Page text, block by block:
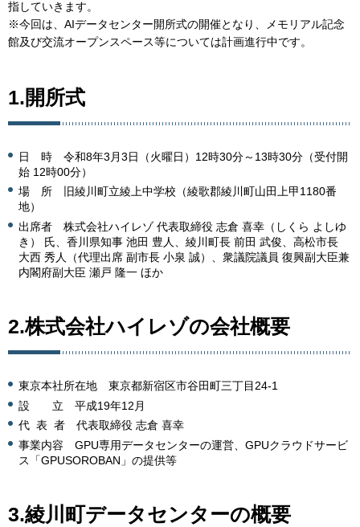
指していきます。
※今回は、AIデータセンター開所式の開催となり、メモリアル記念
館及び交流オープンスペース等については計画進行中です。
1.開所式
日 時 令和8年3月3日（火曜日）12時30分～13時30分（受付開
始 12時00分）
場 所 旧綾川町立綾上中学校（綾歌郡綾川町山田上甲1180番
地）
出席者 株式会社ハイレゾ 代表取締役 志倉 喜幸（しくら よしゆ
き） 氏、香川県知事 池田 豊人、綾川町長 前田 武俊、高松市長
大西 秀人（代理出席 副市長 小泉 誠）、衆議院議員 復興副大臣兼
内閣府副大臣 瀬戸 隆一 ほか
2.株式会社ハイレゾの会社概要
東京本社所在地 東京都新宿区市谷田町三丁目24-1
設 立 平成19年12月
代 表 者 代表取締役 志倉 喜幸
事業内容 GPU専用データセンターの運営、GPUクラウドサービ
ス「GPUSOROBAN」の提供等
3.綾川町データセンターの概要